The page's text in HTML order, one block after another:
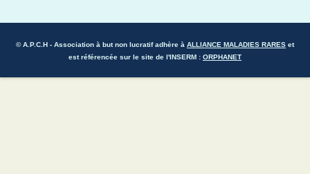
© A.P.C.H - Association à but non lucratif adhère à ALLIANCE MALADIES RARES et
est référencée sur le site de l'INSERM : ORPHANET